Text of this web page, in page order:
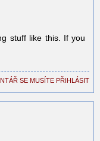
stuff like this. If you
SE MUSÍTE PŘIHLÁSIT